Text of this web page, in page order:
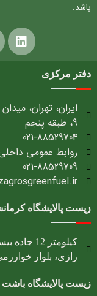
باشد.
دفتر مرکزی
9، طبقه پنجم
021-88529704
روابط عمومی داخلی
021-88529709
زیست پالایشگاه
کیلومتر
رازی، بلوار
زیست پالایشگاه باشت